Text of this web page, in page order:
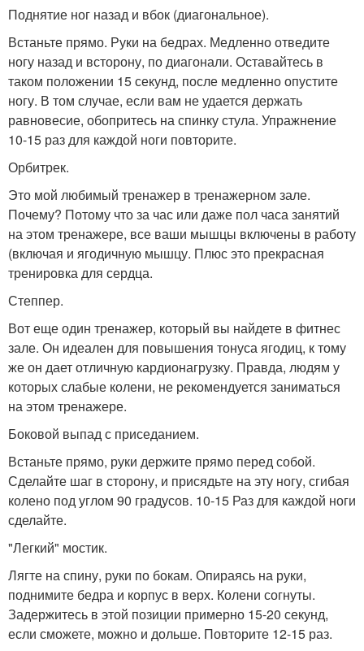
Поднятие ног назад и вбок (диагональное).
Встаньте прямо. Руки на бедрах. Медленно отведите
ногу назад и всторону, по диагонали. Оставайтесь в
таком положении 15 секунд, после медленно опустите
ногу. В том случае, если вам не удается держать
равновесие, обопритесь на спинку стула. Упражнение
10-15 раз для каждой ноги повторите.
Орбитрек.
Это мой любимый тренажер в тренажерном зале.
Почему? Потому что за час или даже пол часа занятий
на этом тренажере, все ваши мышцы включены в работу
(включая и ягодичную мышцу. Плюс это прекрасная
тренировка для сердца.
Степпер.
Вот еще один тренажер, который вы найдете в фитнес
зале. Он идеален для повышения тонуса ягодиц, к тому
же он дает отличную кардионагрузку. Правда, людям у
которых слабые колени, не рекомендуется заниматься
на этом тренажере.
Боковой выпад с приседанием.
Встаньте прямо, руки держите прямо перед собой.
Сделайте шаг в сторону, и присядьте на эту ногу, сгибая
колено под углом 90 градусов. 10-15 Раз для каждой ноги
сделайте.
"Легкий" мостик.
Лягте на спину, руки по бокам. Опираясь на руки,
поднимите бедра и корпус в верх. Колени согнуты.
Задержитесь в этой позиции примерно 15-20 секунд,
если сможете, можно и дольше. Повторите 12-15 раз.